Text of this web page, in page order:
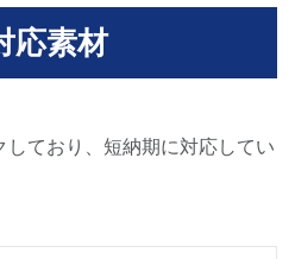
応素材
ており、短納期に対応してい